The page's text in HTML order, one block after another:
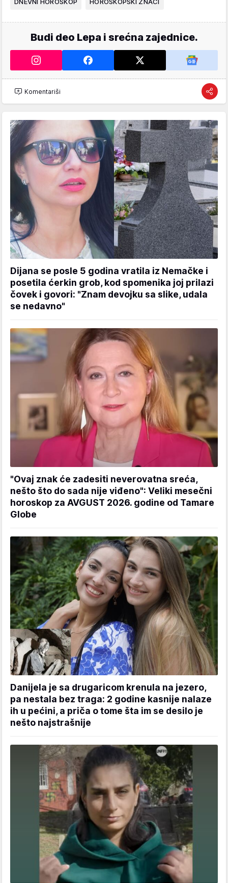
Budi deo Lepa i srećna zajednice.
Komentariši
Dijana se posle 5 godina vratila iz Nemačke i
posetila ćerkin grob, kod spomenika joj prilazi
čovek i govori: "Znam devojku sa slike, udala
se nedavno"
"Ovaj znak će zadesiti neverovatna sreća,
nešto što do sada nije viđeno": Veliki mesečni
horoskop za AVGUST 2026. godine od Tamare
Globe
Danijela je sa drugaricom krenula na jezero,
pa nestala bez traga: 2 godine kasnije nalaze
ih u pećini, a priča o tome šta im se desilo je
nešto najstrašnije